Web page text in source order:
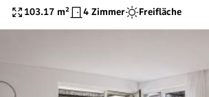
Liesing
103.17 m² 4 Zimmer Freifläche